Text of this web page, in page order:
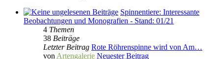
Spinnentiere: Interessante
Beobachtungen und Monografien - Stand: 01/21
4 Themen
38 Beiträge
Letzter Beitrag Rote Röhrenspinne wird von Am…
von Artengalerie Neuester Beitrag